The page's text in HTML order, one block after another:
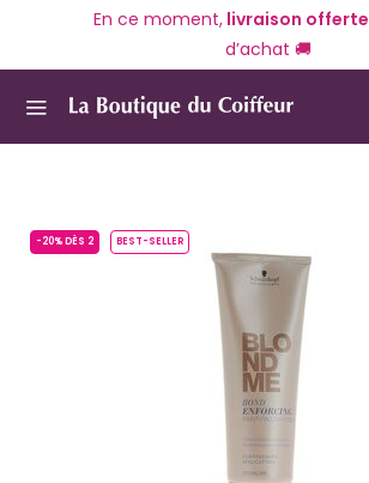
En ce moment,livraison offerte
d’achat 🚚
-20% DÈS 2 BEST-SELLER